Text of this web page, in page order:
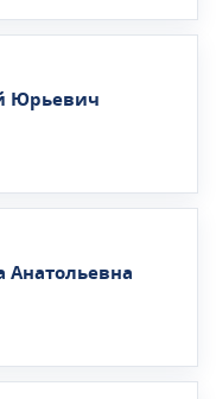
Юрьевич
Анатольевна